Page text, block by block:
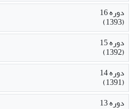
دوره 16
(1393)
دوره 15
(1392)
دوره 14
(1391)
دوره 13